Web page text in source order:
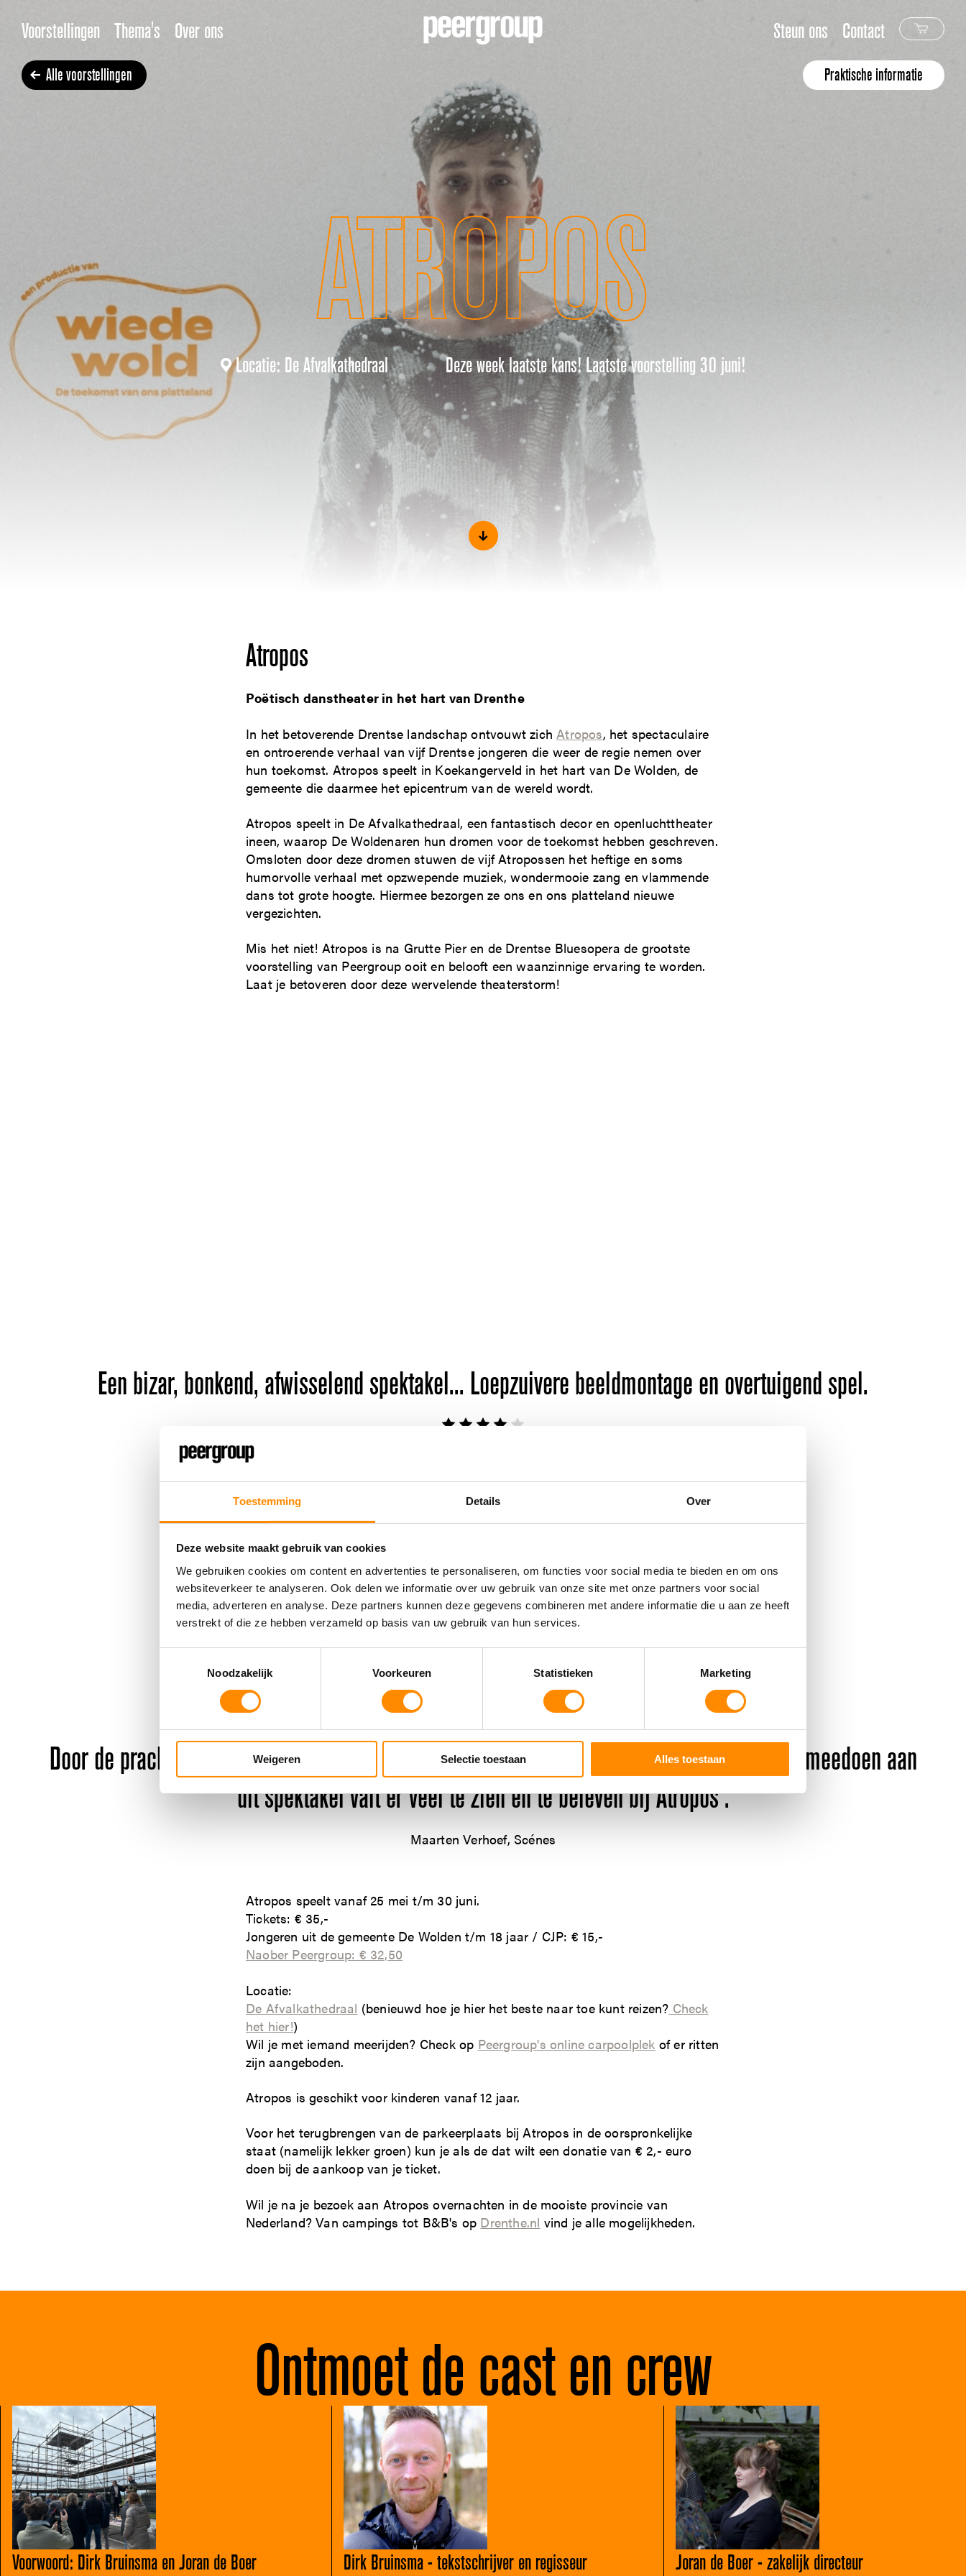
Toestemming Details Over
Deze website maakt gebruik van cookies
We gebruiken cookies om content en advertenties te personaliseren, om functies voor social media te bieden en om ons
websiteverkeer te analyseren. Ook delen we informatie over uw gebruik van onze site met onze partners voor social
media, adverteren en analyse. Deze partners kunnen deze gegevens combineren met andere informatie die u aan ze heeft
verstrekt of die ze hebben verzameld op basis van uw gebruik van hun services.
Noodzakelijk
Voorkeuren Statistieken Marketing
Weigeren Selectie toestaan Alles toestaan
Voorstellingen Thema's Over ons Steun ons Contact
Alle voorstellingen Praktische informatie
ATROPOS
Locatie: De Afvalkathedraal Deze week laatste kans! Laatste voorstelling 30 juni!
Atropos
Poëtisch danstheater in het hart van Drenthe
In het betoverende Drentse landschap ontvouwt zich Atropos, het spectaculaire
en ontroerende verhaal van vijf Drentse jongeren die weer de regie nemen over
hun toekomst. Atropos speelt in Koekangerveld in het hart van De Wolden, de
gemeente die daarmee het epicentrum van de wereld wordt.
Atropos speelt in De Afvalkathedraal, een fantastisch decor en openluchttheater
ineen, waarop De Woldenaren hun dromen voor de toekomst hebben geschreven.
Omsloten door deze dromen stuwen de vijf Atropossen het heftige en soms
humorvolle verhaal met opzwepende muziek, wondermooie zang en vlammende
dans tot grote hoogte. Hiermee bezorgen ze ons en ons platteland nieuwe
vergezichten.
Mis het niet! Atropos is na Grutte Pier en de Drentse Bluesopera de grootste
voorstelling van Peergroup ooit en belooft een waanzinnige ervaring te worden.
Laat je betoveren door deze wervelende theaterstorm!
Een bizar, bonkend, afwisselend spektakel... Loepzuivere beeldmontage en overtuigend spel.
Locatietheater, het genre waarin Peergroup excelleert.
Hein Janssen, Volkskrant
Knappe, razendsnelle montage en de consequent doorgevoerde beeldtaal.
Luuk Verpaalen, Theaterkrant
Door de prachtige toneelbeelden en tableau vivants gecreëerd door de vele figuranten die meedoen aan
dit spektakel valt er veel te zien en te beleven bij Atropos .
Maarten Verhoef, Scénes
Atropos speelt vanaf 25 mei t/m 30 juni.
Tickets: € 35,-
Jongeren uit de gemeente De Wolden t/m 18 jaar / CJP: € 15,-
Naober Peergroup: € 32,50
Locatie:
De Afvalkathedraal (benieuwd hoe je hier het beste naar toe kunt reizen? Check
het hier!)
Wil je met iemand meerijden? Check op Peergroup's online carpoolplek of er ritten
zijn aangeboden.
Atropos is geschikt voor kinderen vanaf 12 jaar.
Voor het terugbrengen van de parkeerplaats bij Atropos in de oorspronkelijke
staat (namelijk lekker groen) kun je als de dat wilt een donatie van € 2,- euro
doen bij de aankoop van je ticket.
Wil je na je bezoek aan Atropos overnachten in de mooiste provincie van
Nederland? Van campings tot B&B's op Drenthe.nl vind je alle mogelijkheden.
Ontmoet de cast en crew
Voorwoord: Dirk Bruinsma en Joran de Boer
Dirk Bruinsma - tekstschrijver en regisseur
Joran de Boer - zakelijk directeur